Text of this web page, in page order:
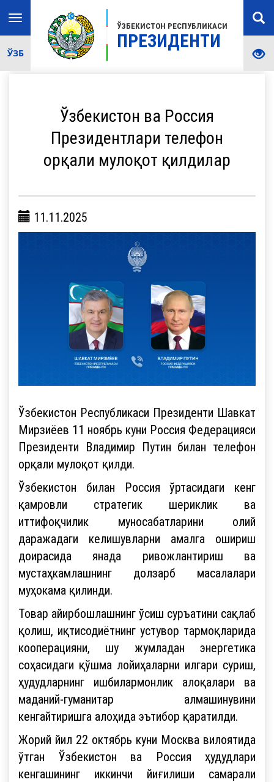
ЎЗБЕКИСТОН РЕСПУБЛИКАСИ
ПРЕЗИДЕНТИ
Toggle
navigation
ЎЗБ
Ўзбекистон ва Россия
Президентлари телефон
орқали мулоқот қилдилар
11.11.2025
Ўзбекистон Республикаси Президенти Шавкат
Мирзиёев 11 ноябрь куни Россия Федерацияси
Президенти Владимир Путин билан телефон
орқали мулоқот қилди.
Ўзбекистон билан Россия ўртасидаги кенг
қамровли стратегик шериклик ва
иттифоқчилик муносабатларини олий
даражадаги келишувларни амалга ошириш
доирасида янада ривожлантириш ва
мустаҳкамлашнинг долзарб масалалари
муҳокама қилинди.
Товар айирбошлашнинг ўсиш суръатини сақлаб
қолиш, иқтисодиётнинг устувор тармоқларида
кооперацияни, шу жумладан энергетика
соҳасидаги қўшма лойиҳаларни илгари суриш,
ҳудудларнинг ишбилармонлик алоқалари ва
маданий-гуманитар алмашинувини
кенгайтиришга алоҳида эътибор қаратилди.
Жорий йил 22 октябрь куни Москва вилоятида
ўтган Ўзбекистон ва Россия ҳудудлари
кенгашининг иккинчи йиғилиши самарали